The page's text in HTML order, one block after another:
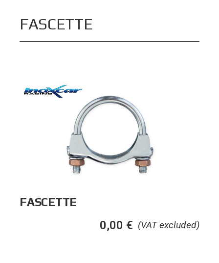
FASCETTE
FASCETTE
(VAT excluded)
0,00 €